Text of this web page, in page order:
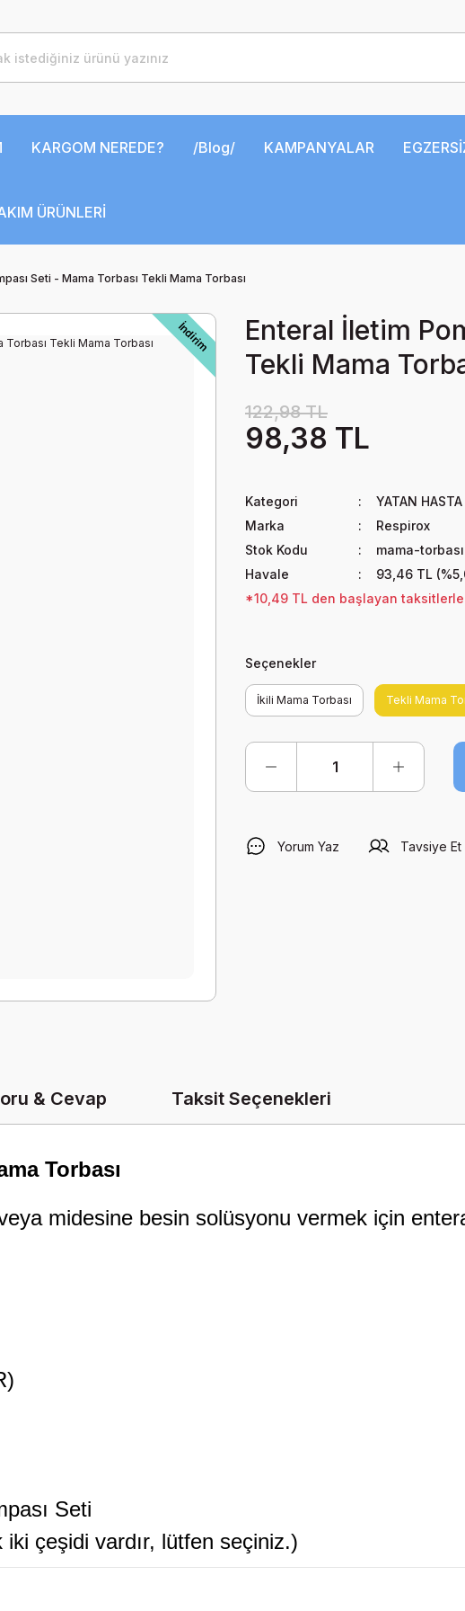
KARGOM NEREDE? /Blog/ KAMPANYALAR
ÜRÜNLERİ
Seti - Mama Torbası Tekli Mama Torbası
İndirim
Enteral İletim
Tekli Mama
122,98 TL
98,38 TL
Kategori
YATAN
Marka
Respirox
Stok Kodu
mama-
Havale
93,46 TL
*10,49 TL den başlayan
Seçenekler
İkili Mama Torbası Tekli Mama
Yorum Yaz Tavsiye Et
& Cevap Taksit Seçenekleri
Torbası
midesine besin solüsyonu vermek için
Seti
çeşidi vardır, lütfen seçiniz.)